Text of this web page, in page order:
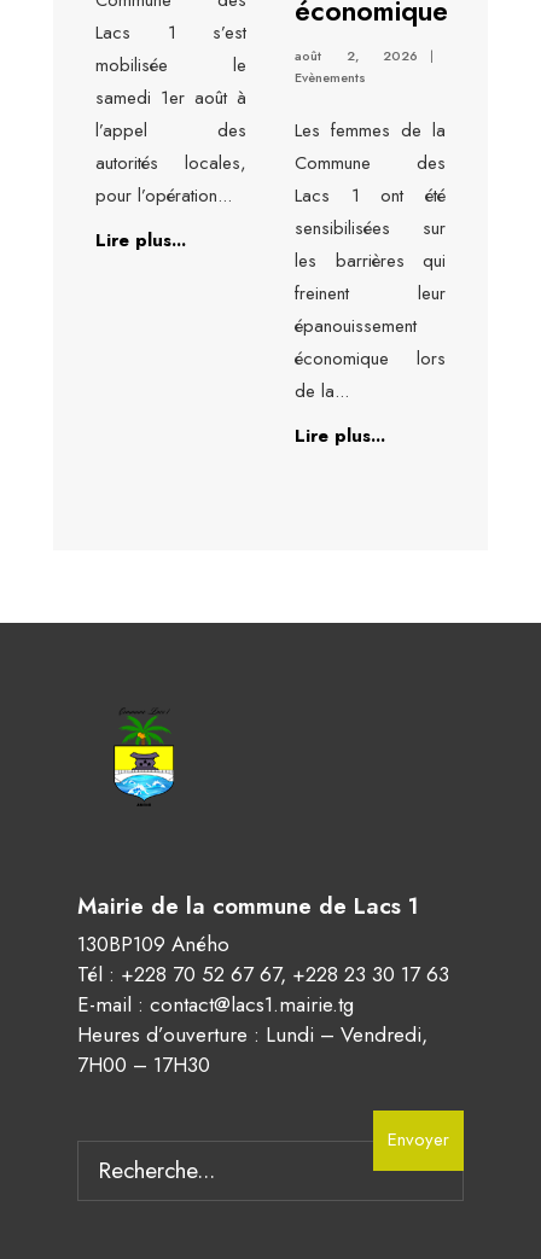
Lacs 1 s’est
mobilisée le
samedi 1er août à
l’appel des
autorités locales,
pour l’opération...
Lire plus...
économique
août 2, 2026
|
Evènements
Les femmes de la
Commune des
Lacs 1 ont été
sensibilisées sur
les barrières qui
freinent leur
épanouissement
économique lors
de la...
Lire plus...
Mairie de la commune de Lacs 1
130BP109 Aného
Tél : +228 70 52 67 67, +228 23 30 17 63
E-mail : contact@lacs1.mairie.tg
Heures d’ouverture : Lundi – Vendredi,
7H00 – 17H30
Envoyer